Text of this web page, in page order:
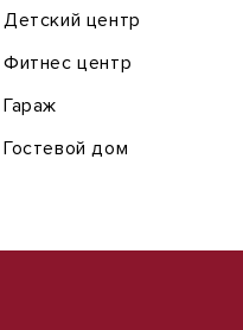
Детский центр
Фитнес центр
Гараж
Гостевой дом